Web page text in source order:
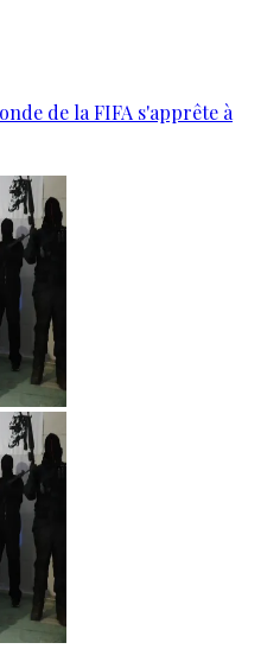
de la FIFA s'apprête à